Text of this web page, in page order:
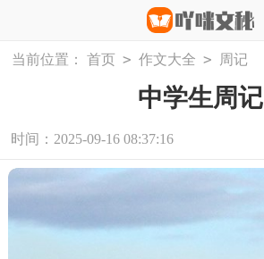
当前位置： 首页 > 作文大全 > 周记
中学生周记
时间：2025-09-16 08:37:16